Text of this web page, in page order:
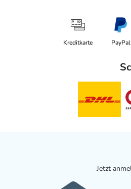
Kreditkarte PayPal
Jetzt